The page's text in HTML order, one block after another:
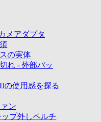
メアダプタ
の実体
れ - 外部バッ
の使用感を探る
ン
ップ外しペルチ